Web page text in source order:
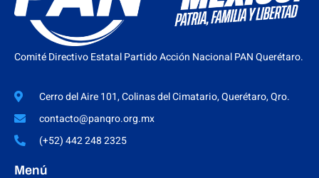
Comité Directivo Estatal Partido Acción Nacional PAN Querétaro.
Cerro del Aire 101, Colinas del Cimatario, Querétaro, Qro.
contacto@panqro.org.mx
(+52) 442 248 2325
Menú